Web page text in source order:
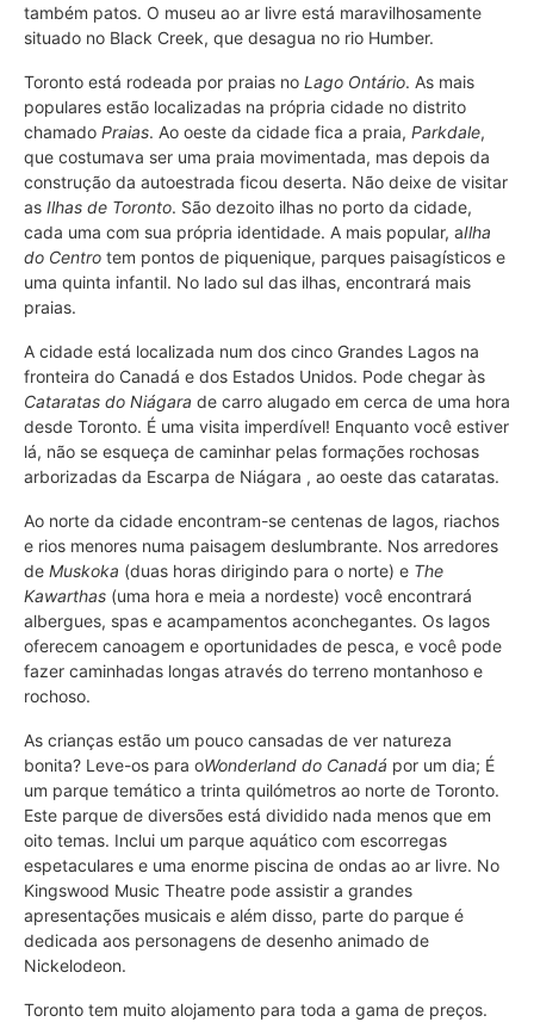
também patos. O museu ao ar livre está maravilhosamente
situado no Black Creek, que desagua no rio Humber.
Toronto está rodeada por praias no Lago Ontário. As mais
populares estão localizadas na própria cidade no distrito
chamado Praias. Ao oeste da cidade fica a praia, Parkdale,
que costumava ser uma praia movimentada, mas depois da
construção da autoestrada ficou deserta. Não deixe de visitar
as Ilhas de Toronto. São dezoito ilhas no porto da cidade,
cada uma com sua própria identidade. A mais popular, aIlha
do Centro tem pontos de piquenique, parques paisagísticos e
uma quinta infantil. No lado sul das ilhas, encontrará mais
praias.
A cidade está localizada num dos cinco Grandes Lagos na
fronteira do Canadá e dos Estados Unidos. Pode chegar às
Cataratas do Niágara de carro alugado em cerca de uma hora
desde Toronto. É uma visita imperdível! Enquanto você estiver
lá, não se esqueça de caminhar pelas formações rochosas
arborizadas da Escarpa de Niágara , ao oeste das cataratas.
Ao norte da cidade encontram-se centenas de lagos, riachos
e rios menores numa paisagem deslumbrante. Nos arredores
de Muskoka (duas horas dirigindo para o norte) e The
Kawarthas (uma hora e meia a nordeste) você encontrará
albergues, spas e acampamentos aconchegantes. Os lagos
oferecem canoagem e oportunidades de pesca, e você pode
fazer caminhadas longas através do terreno montanhoso e
rochoso.
As crianças estão um pouco cansadas de ver natureza
bonita? Leve-os para oWonderland do Canadá por um dia; É
um parque temático a trinta quilómetros ao norte de Toronto.
Este parque de diversões está dividido nada menos que em
oito temas. Inclui um parque aquático com escorregas
espetaculares e uma enorme piscina de ondas ao ar livre. No
Kingswood Music Theatre pode assistir a grandes
apresentações musicais e além disso, parte do parque é
dedicada aos personagens de desenho animado de
Nickelodeon.
Toronto tem muito alojamento para toda a gama de preços.